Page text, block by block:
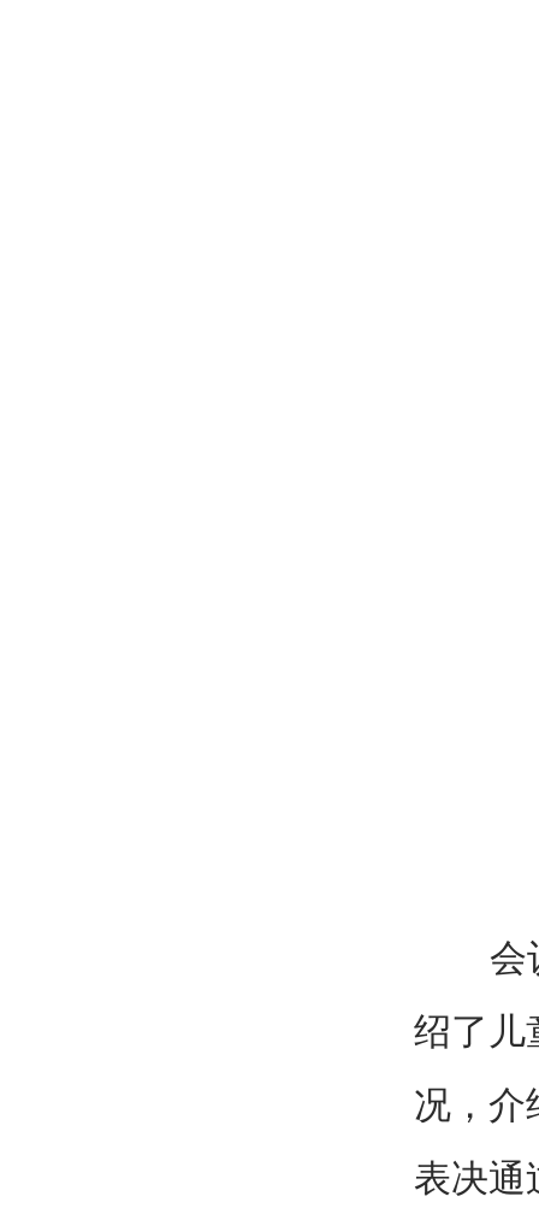
会议
绍了儿
况，介
表决通